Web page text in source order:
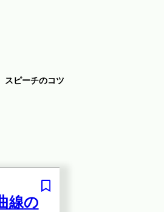
スピーチのコツ
線の